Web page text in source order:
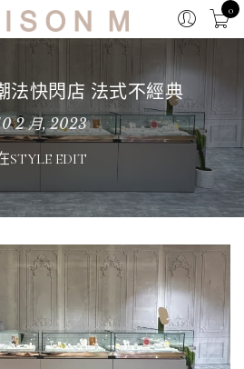
0
法快閃店 法式不經典
2 月, 2023
STYLE EDIT